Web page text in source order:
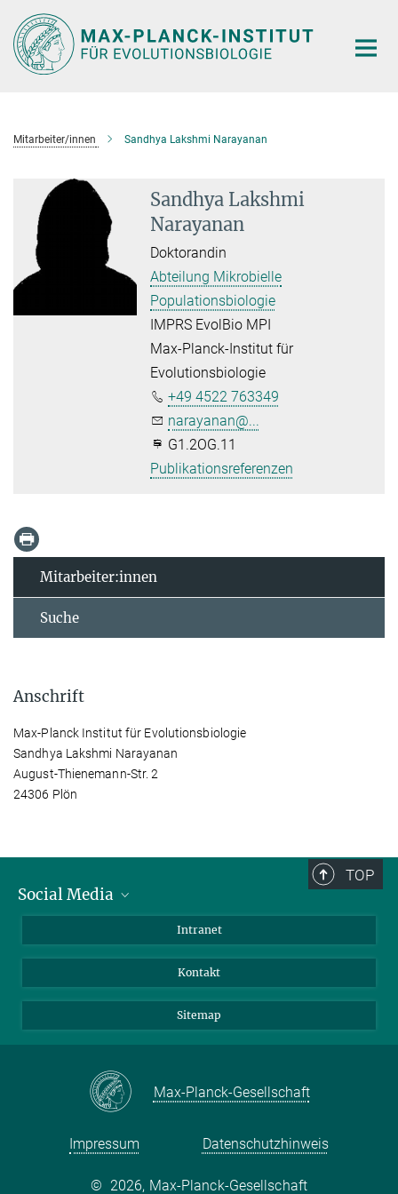
Hauptinhalt
Mitarbeiter/innen Sandhya Lakshmi Narayanan
Sandhya Lakshmi
Narayanan
Doktorandin
Abteilung Mikrobielle
Populationsbiologie
IMPRS EvolBio MPI
Max-Planck-Institut für
Evolutionsbiologie
+49 4522 763349
narayanan@...
G1.2OG.11
Publikationsreferenzen
Mitarbeiter:innen
Suche
Anschrift
Max-Planck Institut für Evolutionsbiologie
Sandhya Lakshmi Narayanan
August-Thienemann-Str. 2
24306 Plön
TOP
Social Media
Intranet
Kontakt
Sitemap
Max-Planck-Gesellschaft
Impressum Datenschutzhinweis
© 2026, Max-Planck-Gesellschaft